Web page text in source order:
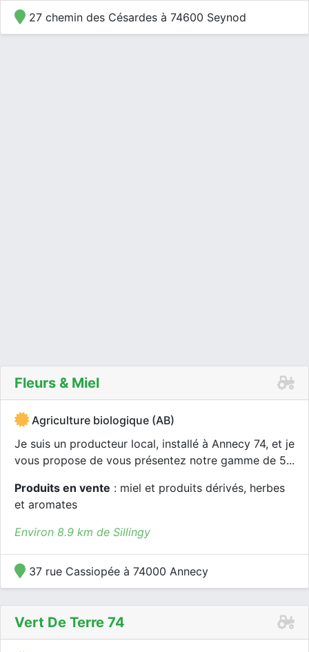
27 chemin des Césardes à 74600 Seynod
Fleurs & Miel
Agriculture biologique (AB)
Je suis un producteur local, installé à Annecy 74, et je
vous propose de vous présentez notre gamme de 5...
Produits en vente : miel et produits dérivés, herbes
et aromates
Environ 8.9 km de Sillingy
37 rue Cassiopée à 74000 Annecy
Vert De Terre 74